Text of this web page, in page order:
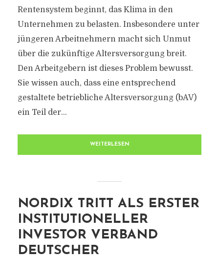
Rentensystem beginnt, das Klima in den
Unternehmen zu belasten. Insbesondere unter
jüngeren Arbeitnehmern macht sich Unmut
über die zukünftige Altersversorgung breit.
Den Arbeitgebern ist dieses Problem bewusst.
Sie wissen auch, dass eine entsprechend
gestaltete betriebliche Altersversorgung (bAV)
ein Teil der...
WEITERLESEN
NORDIX TRITT ALS ERSTER
INSTITUTIONELLER
INVESTOR VERBAND
DEUTSCHER